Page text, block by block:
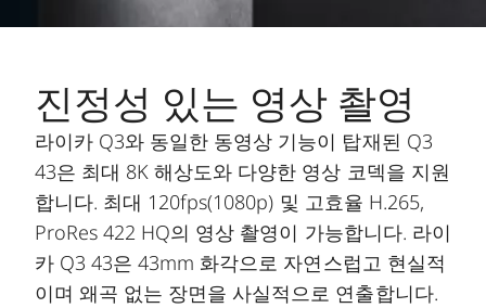
진정성 있는 영상 촬영
라이카 Q3와 동일한 동영상 기능이 탑재된 Q3
43은 최대 8K 해상도와 다양한 영상 코덱을 지원
합니다. 최대 120fps(1080p) 및 고효율 H.265,
ProRes 422 HQ의 영상 촬영이 가능합니다. 라이
카 Q3 43은 43mm 화각으로 자연스럽고 현실적
이며 왜곡 없는 장면을 사실적으로 연출합니다.